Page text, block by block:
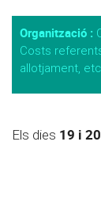
Organització :
Costs
allotjament,
Els dies 19 i